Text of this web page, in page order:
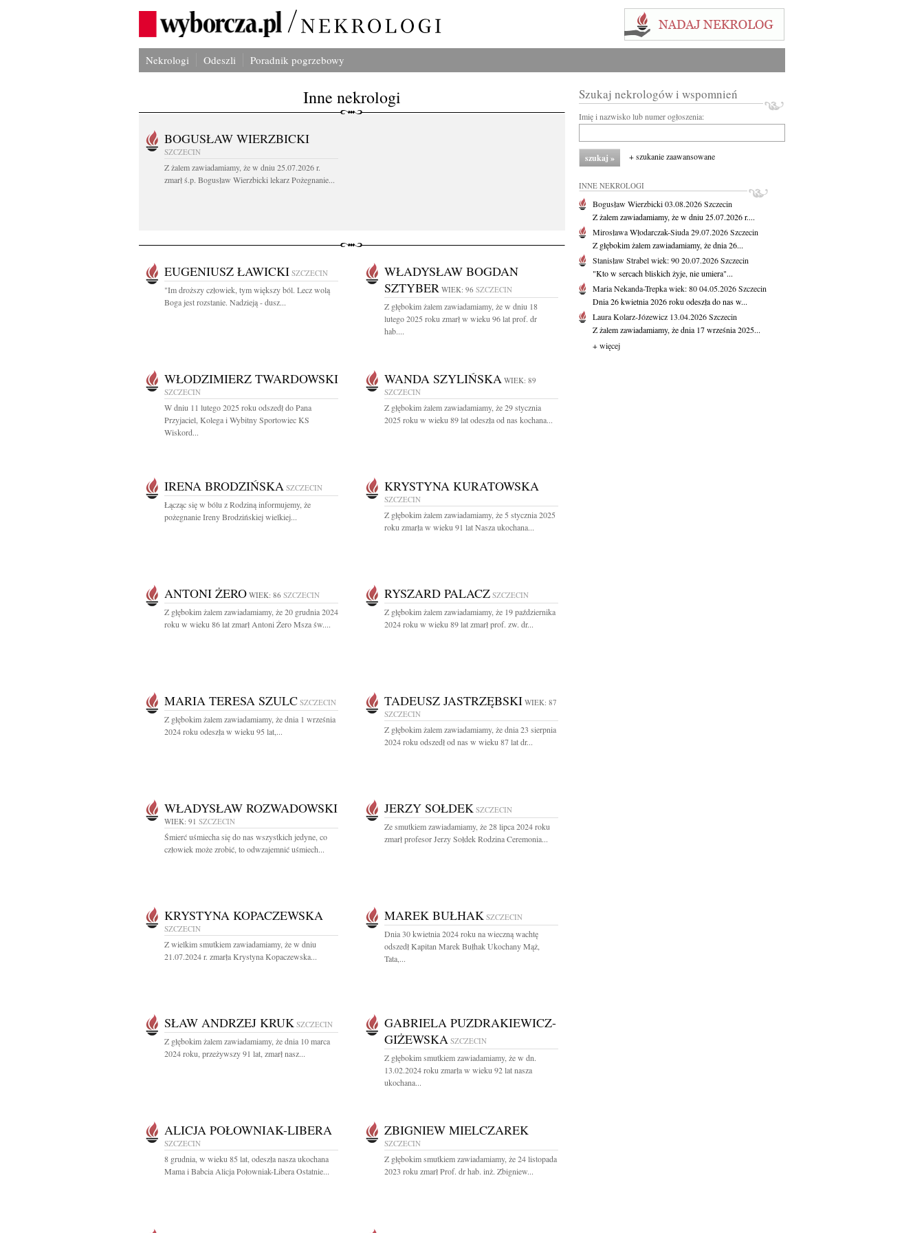
Nekrologi Odeszli Poradnik pogrzebowy
Inne nekrologi
BOGUSŁAW WIERZBICKI
SZCZECIN
Z żalem zawiadamiamy, że w dniu 25.07.2026 r.
zmarł ś.p. Bogusław Wierzbicki lekarz Pożegnanie...
EUGENIUSZ ŁAWICKI SZCZECIN
"Im droższy człowiek, tym większy ból. Lecz wolą
Boga jest rozstanie. Nadzieją - dusz...
WŁADYSŁAW BOGDAN
SZTYBER WIEK: 96 SZCZECIN
Z głębokim żalem zawiadamiamy, że w dniu 18
lutego 2025 roku zmarł w wieku 96 lat prof. dr
hab....
WŁODZIMIERZ TWARDOWSKI
SZCZECIN
W dniu 11 lutego 2025 roku odszedł do Pana
Przyjaciel, Kolega i Wybitny Sportowiec KS
Wiskord...
WANDA SZYLIŃSKA WIEK: 89
SZCZECIN
Z głębokim żalem zawiadamiamy, że 29 stycznia
2025 roku w wieku 89 lat odeszła od nas kochana...
IRENA BRODZIŃSKA SZCZECIN
Łącząc się w bólu z Rodziną informujemy, że
pożegnanie Ireny Brodzińskiej wielkiej...
KRYSTYNA KURATOWSKA
SZCZECIN
Z głębokim żalem zawiadamiamy, że 5 stycznia 2025
roku zmarła w wieku 91 lat Nasza ukochana...
ANTONI ŻERO WIEK: 86 SZCZECIN
Z głębokim żalem zawiadamiamy, że 20 grudnia 2024
roku w wieku 86 lat zmarł Antoni Żero Msza św....
RYSZARD PALACZ SZCZECIN
Z głębokim żalem zawiadamiamy, że 19 października
2024 roku w wieku 89 lat zmarł prof. zw. dr...
MARIA TERESA SZULC SZCZECIN
Z głębokim żalem zawiadamiamy, że dnia 1 września
2024 roku odeszła w wieku 95 lat,...
TADEUSZ JASTRZĘBSKI WIEK: 87
SZCZECIN
Z głębokim żalem zawiadamiamy, że dnia 23 sierpnia
2024 roku odszedł od nas w wieku 87 lat dr...
WŁADYSŁAW ROZWADOWSKI
WIEK: 91 SZCZECIN
Śmierć uśmiecha się do nas wszystkich jedyne, co
człowiek może zrobić, to odwzajemnić uśmiech...
JERZY SOŁDEK SZCZECIN
Ze smutkiem zawiadamiamy, że 28 lipca 2024 roku
zmarł profesor Jerzy Sołdek Rodzina Ceremonia...
KRYSTYNA KOPACZEWSKA
SZCZECIN
Z wielkim smutkiem zawiadamiamy, że w dniu
21.07.2024 r. zmarła Krystyna Kopaczewska...
MAREK BUŁHAK SZCZECIN
Dnia 30 kwietnia 2024 roku na wieczną wachtę
odszedł Kapitan Marek Bułhak Ukochany Mąż,
Tata,...
SŁAW ANDRZEJ KRUK SZCZECIN
Z głębokim żalem zawiadamiamy, że dnia 10 marca
2024 roku, przeżywszy 91 lat, zmarł nasz...
GABRIELA PUZDRAKIEWICZ-
GIŻEWSKA SZCZECIN
Z głębokim smutkiem zawiadamiamy, że w dn.
13.02.2024 roku zmarła w wieku 92 lat nasza
ukochana...
ALICJA POŁOWNIAK-LIBERA
SZCZECIN
8 grudnia, w wieku 85 lat, odeszła nasza ukochana
Mama i Babcia Alicja Połowniak-Libera Ostatnie...
ZBIGNIEW MIELCZAREK
SZCZECIN
Z głębokim smutkiem zawiadamiamy, że 24 listopada
2023 roku zmarł Prof. dr hab. inż. Zbigniew...
Szukaj nekrologów i wspomnień
Imię i nazwisko lub numer ogłoszenia:
+ szukanie zaawansowane
INNE NEKROLOGI
Bogusław Wierzbicki03.08.2026Szczecin
Z żalem zawiadamiamy, że w dniu 25.07.2026 r....
Mirosława Włodarczak-Siuda29.07.2026Szczecin
Z głębokim żalem zawiadamiamy, że dnia 26...
Stanisław Strabelwiek: 9020.07.2026Szczecin
"Kto w sercach bliskich żyje, nie umiera"...
Maria Nekanda-Trepkawiek: 8004.05.2026Szczecin
Dnia 26 kwietnia 2026 roku odeszła do nas w...
Laura Kolarz-Józewicz 13.04.2026Szczecin
Z żalem zawiadamiamy, że dnia 17 września 2025...
+ więcej